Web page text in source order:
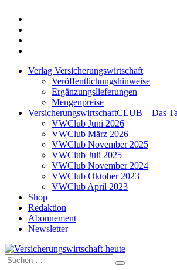
Verlag Versicherungswirtschaft
Veröffentlichungshinweise
Ergänzungslieferungen
Mengenpreise
VersicherungswirtschaftCLUB – Das
VWClub Juni 2026
VWClub März 2026
VWClub November 2025
VWClub Juli 2025
VWClub November 2024
VWClub Oktober 2023
VWClub April 2023
Shop
Redaktion
Abonnement
Newsletter
Suche